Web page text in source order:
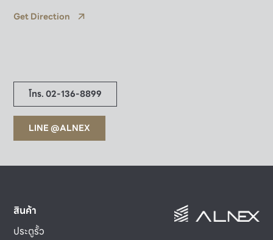
Get Direction
โทร. 02-136-8899
LINE @ALNEX
สินค้า
ประตูรั้ว